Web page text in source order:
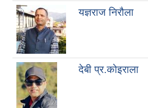
यज्ञराज निरौला
देबी प्र.कोइराला